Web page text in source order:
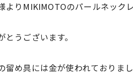
よりMIKIMOTOのパールネック
うございます。
留め具には金が使われておりまし